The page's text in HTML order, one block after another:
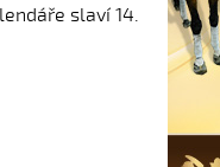
slaví 14.